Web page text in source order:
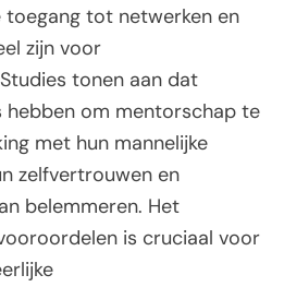
tot netwerken en
zijn voor
tonen aan dat
hebben om mentorschap te
met hun mannelijke
zelfvertrouwen en
belemmeren. Het
is cruciaal voor